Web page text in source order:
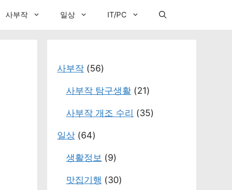
사부작 일상 IT/PC
사부작 (56)
사부작 탐구생활 (21)
사부작 개조 수리 (35)
일상 (64)
생활정보 (9)
맛집기행 (30)